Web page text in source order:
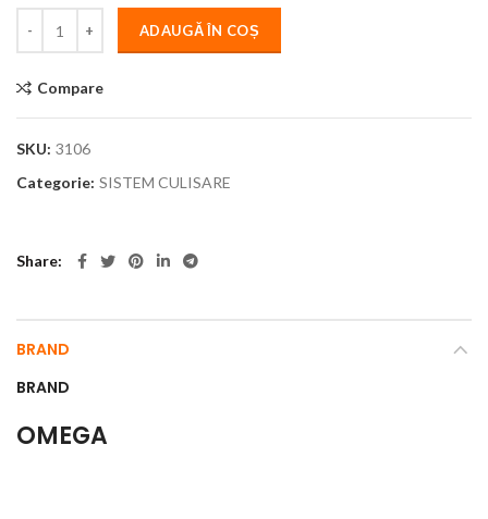
ADAUGĂ ÎN COȘ
Compare
SKU: 3106
Categorie: SISTEM CULISARE
Share
BRAND
BRAND
OMEGA